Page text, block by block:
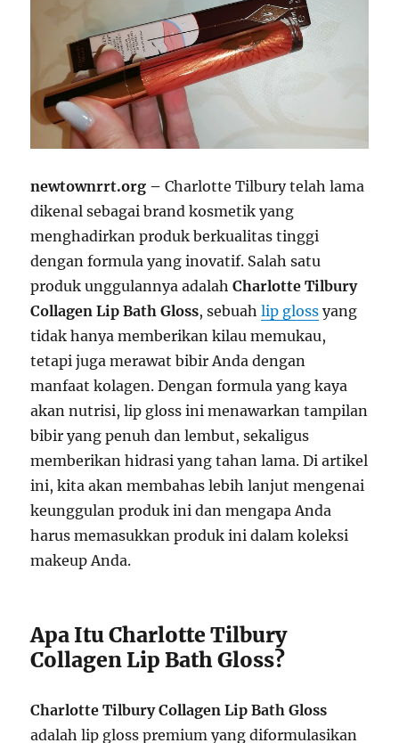
newtownrrt.org –Charlotte Tilbury telah lama
dikenal sebagai brand kosmetik yang
menghadirkan produk berkualitas tinggi
dengan formula yang inovatif. Salah satu
produk unggulannya adalahCharlotte Tilbury
Collagen Lip Bath Gloss, sebuahlip gloss yang
tidak hanya memberikan kilau memukau,
tetapi juga merawat bibir Anda dengan
manfaat kolagen. Dengan formula yang kaya
akan nutrisi, lip gloss ini menawarkan tampilan
bibir yang penuh dan lembut, sekaligus
memberikan hidrasi yang tahan lama. Di artikel
ini, kita akan membahas lebih lanjut mengenai
keunggulan produk ini dan mengapa Anda
harus memasukkan produk ini dalam koleksi
makeup Anda.
Apa Itu Charlotte Tilbury
Collagen Lip Bath Gloss?
Charlotte Tilbury Collagen Lip Bath Gloss
adalah lip gloss premium yang diformulasikan